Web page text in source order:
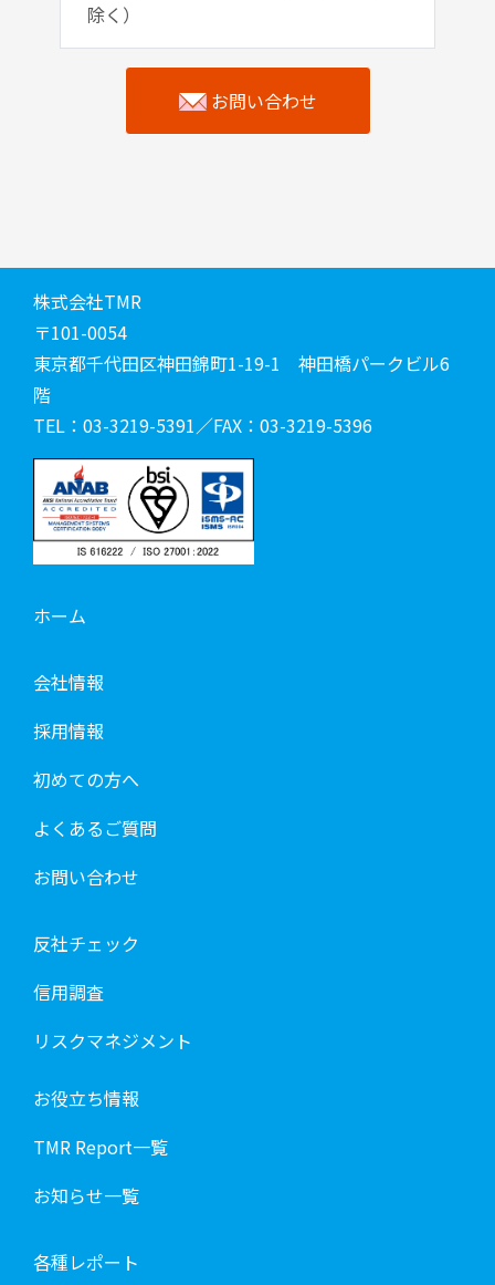
除く）
お問い合わせ
株式会社TMR
〒101-0054
東京都千代田区神田錦町1-19-1 神田橋パークビル6
階
TEL：03-3219-5391／FAX：03-3219-5396
ホーム
会社情報
採用情報
初めての方へ
よくあるご質問
お問い合わせ
反社チェック
信用調査
リスクマネジメント
お役立ち情報
TMR Report一覧
お知らせ一覧
各種レポート